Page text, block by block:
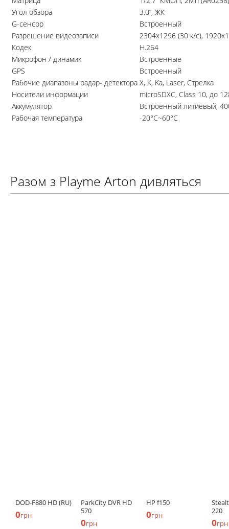
Угол обзора
3.0”, ЖК
G-сенсор
Встроенный
Разрешение видеозаписи
2304x1296 (30 к/с),
Кодек
H.264
Микрофон / динамик
Встроенные
GPS
Встроенный
Рабочие диапазоны радар- детектора X, K, Ka, Laser, Стрелка
Носители информации
microSDXC, Class 10, до
Аккумулятор
Встроенный литиевый,
Рабочая температура
-20°С~60°С
Разом з Playme Arton дивляться
DOD-F880 HD (RU)
0грн
ParkCity DVR HD
570
0грн
HP f150
0грн
220
0грн